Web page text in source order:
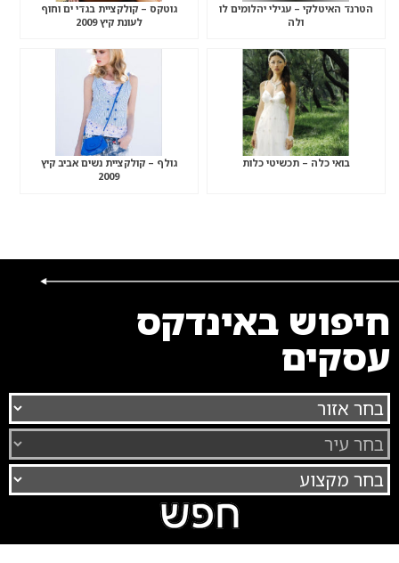
הטרנד האיטלקי – עגילי יהלומים לו
ולה
גוטקס – קולקציית בגדי ים וחוף
לעונת קיץ 2009
בואי כלה – תכשיטי כלות
גולף – קולקציית נשים אביב קיץ
2009
חיפוש באינדקס
עסקים